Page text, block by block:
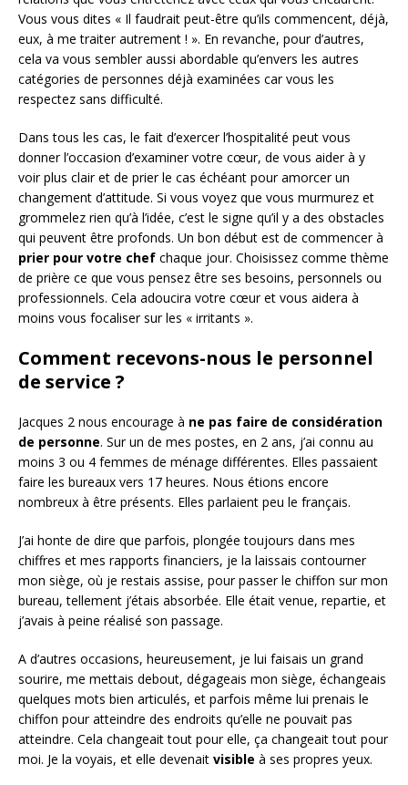
Vous vous dites « Il faudrait peut-être qu’ils commencent, déjà,
eux, à me traiter autrement ! ». En revanche, pour d’autres,
cela va vous sembler aussi abordable qu’envers les autres
catégories de personnes déjà examinées car vous les
respectez sans difficulté.
Dans tous les cas, le fait d’exercer l’hospitalité peut vous
donner l’occasion d’examiner votre cœur, de vous aider à y
voir plus clair et de prier le cas échéant pour amorcer un
changement d’attitude. Si vous voyez que vous murmurez et
grommelez rien qu’à l’idée, c’est le signe qu’il y a des obstacles
qui peuvent être profonds. Un bon début est de commencer à
prier pour votre chef chaque jour. Choisissez comme thème
de prière ce que vous pensez être ses besoins, personnels ou
professionnels. Cela adoucira votre cœur et vous aidera à
moins vous focaliser sur les « irritants ».
Comment recevons-nous le personnel
de service ?
Jacques 2 nous encourage à ne pas faire de considération
de personne. Sur un de mes postes, en 2 ans, j’ai connu au
moins 3 ou 4 femmes de ménage différentes. Elles passaient
faire les bureaux vers 17 heures. Nous étions encore
nombreux à être présents. Elles parlaient peu le français.
J’ai honte de dire que parfois, plongée toujours dans mes
chiffres et mes rapports financiers, je la laissais contourner
mon siège, où je restais assise, pour passer le chiffon sur mon
bureau, tellement j’étais absorbée. Elle était venue, repartie, et
j’avais à peine réalisé son passage.
A d’autres occasions, heureusement, je lui faisais un grand
sourire, me mettais debout, dégageais mon siège, échangeais
quelques mots bien articulés, et parfois même lui prenais le
chiffon pour atteindre des endroits qu’elle ne pouvait pas
atteindre. Cela changeait tout pour elle, ça changeait tout pour
moi. Je la voyais, et elle devenait visible à ses propres yeux.